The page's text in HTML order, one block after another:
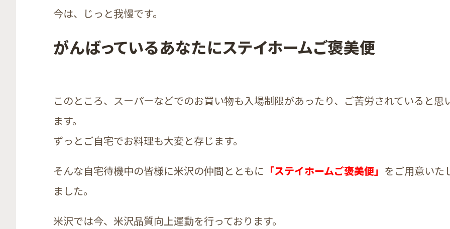
今は、じっと我慢です。
がんばっているあなたにステイホームご褒美便
このところ、スーパーなどでのお買い物も入場制限があったり、ご苦労されていると思
ます。
ずっとご自宅でお料理も大変と存じます。
そんな自宅待機中の皆様に米沢の仲間とともに 「ステイホームご褒美便」 をご用意いた
ました。
米沢では今、米沢品質向上運動を行っております。